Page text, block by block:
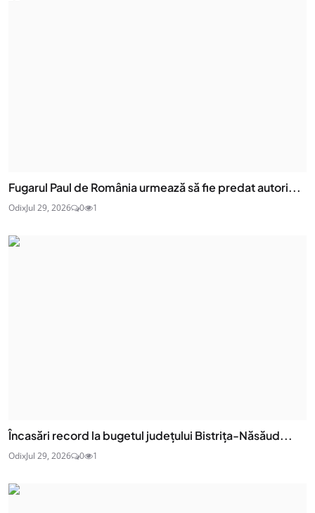
Fugarul Paul de România urmează să fie predat autori...
OdixJul 29, 2026 0 1
Încasări record la bugetul județului Bistrița-Năsăud...
OdixJul 29, 2026 0 1